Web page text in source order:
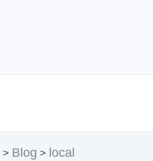
> Blog > local